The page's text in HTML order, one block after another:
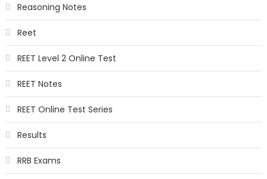
Reasoning Notes
Reet
REET Level 2 Online Test
REET Notes
REET Online Test Series
Results
RRB Exams